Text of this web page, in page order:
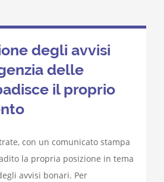
degli avvisi
delle
il proprio
con un comunicato stampa
la propria posizione in tema
avvisi bonari. Per